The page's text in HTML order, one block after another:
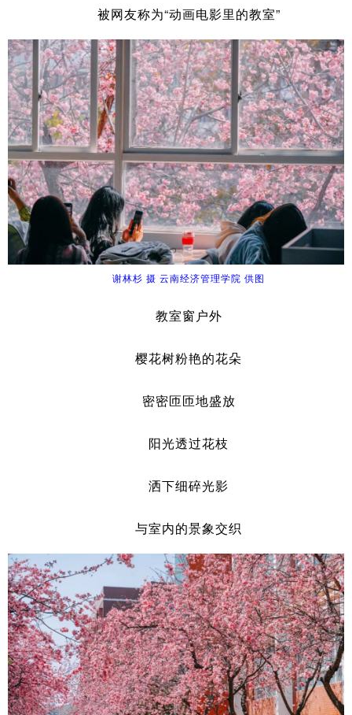
被网友称为“动画电影里的教室”
谢林杉 摄 云南经济管理学院 供图
教室窗户外
樱花树粉艳的花朵
密密匝匝地盛放
阳光透过花枝
洒下细碎光影
与室内的景象交织